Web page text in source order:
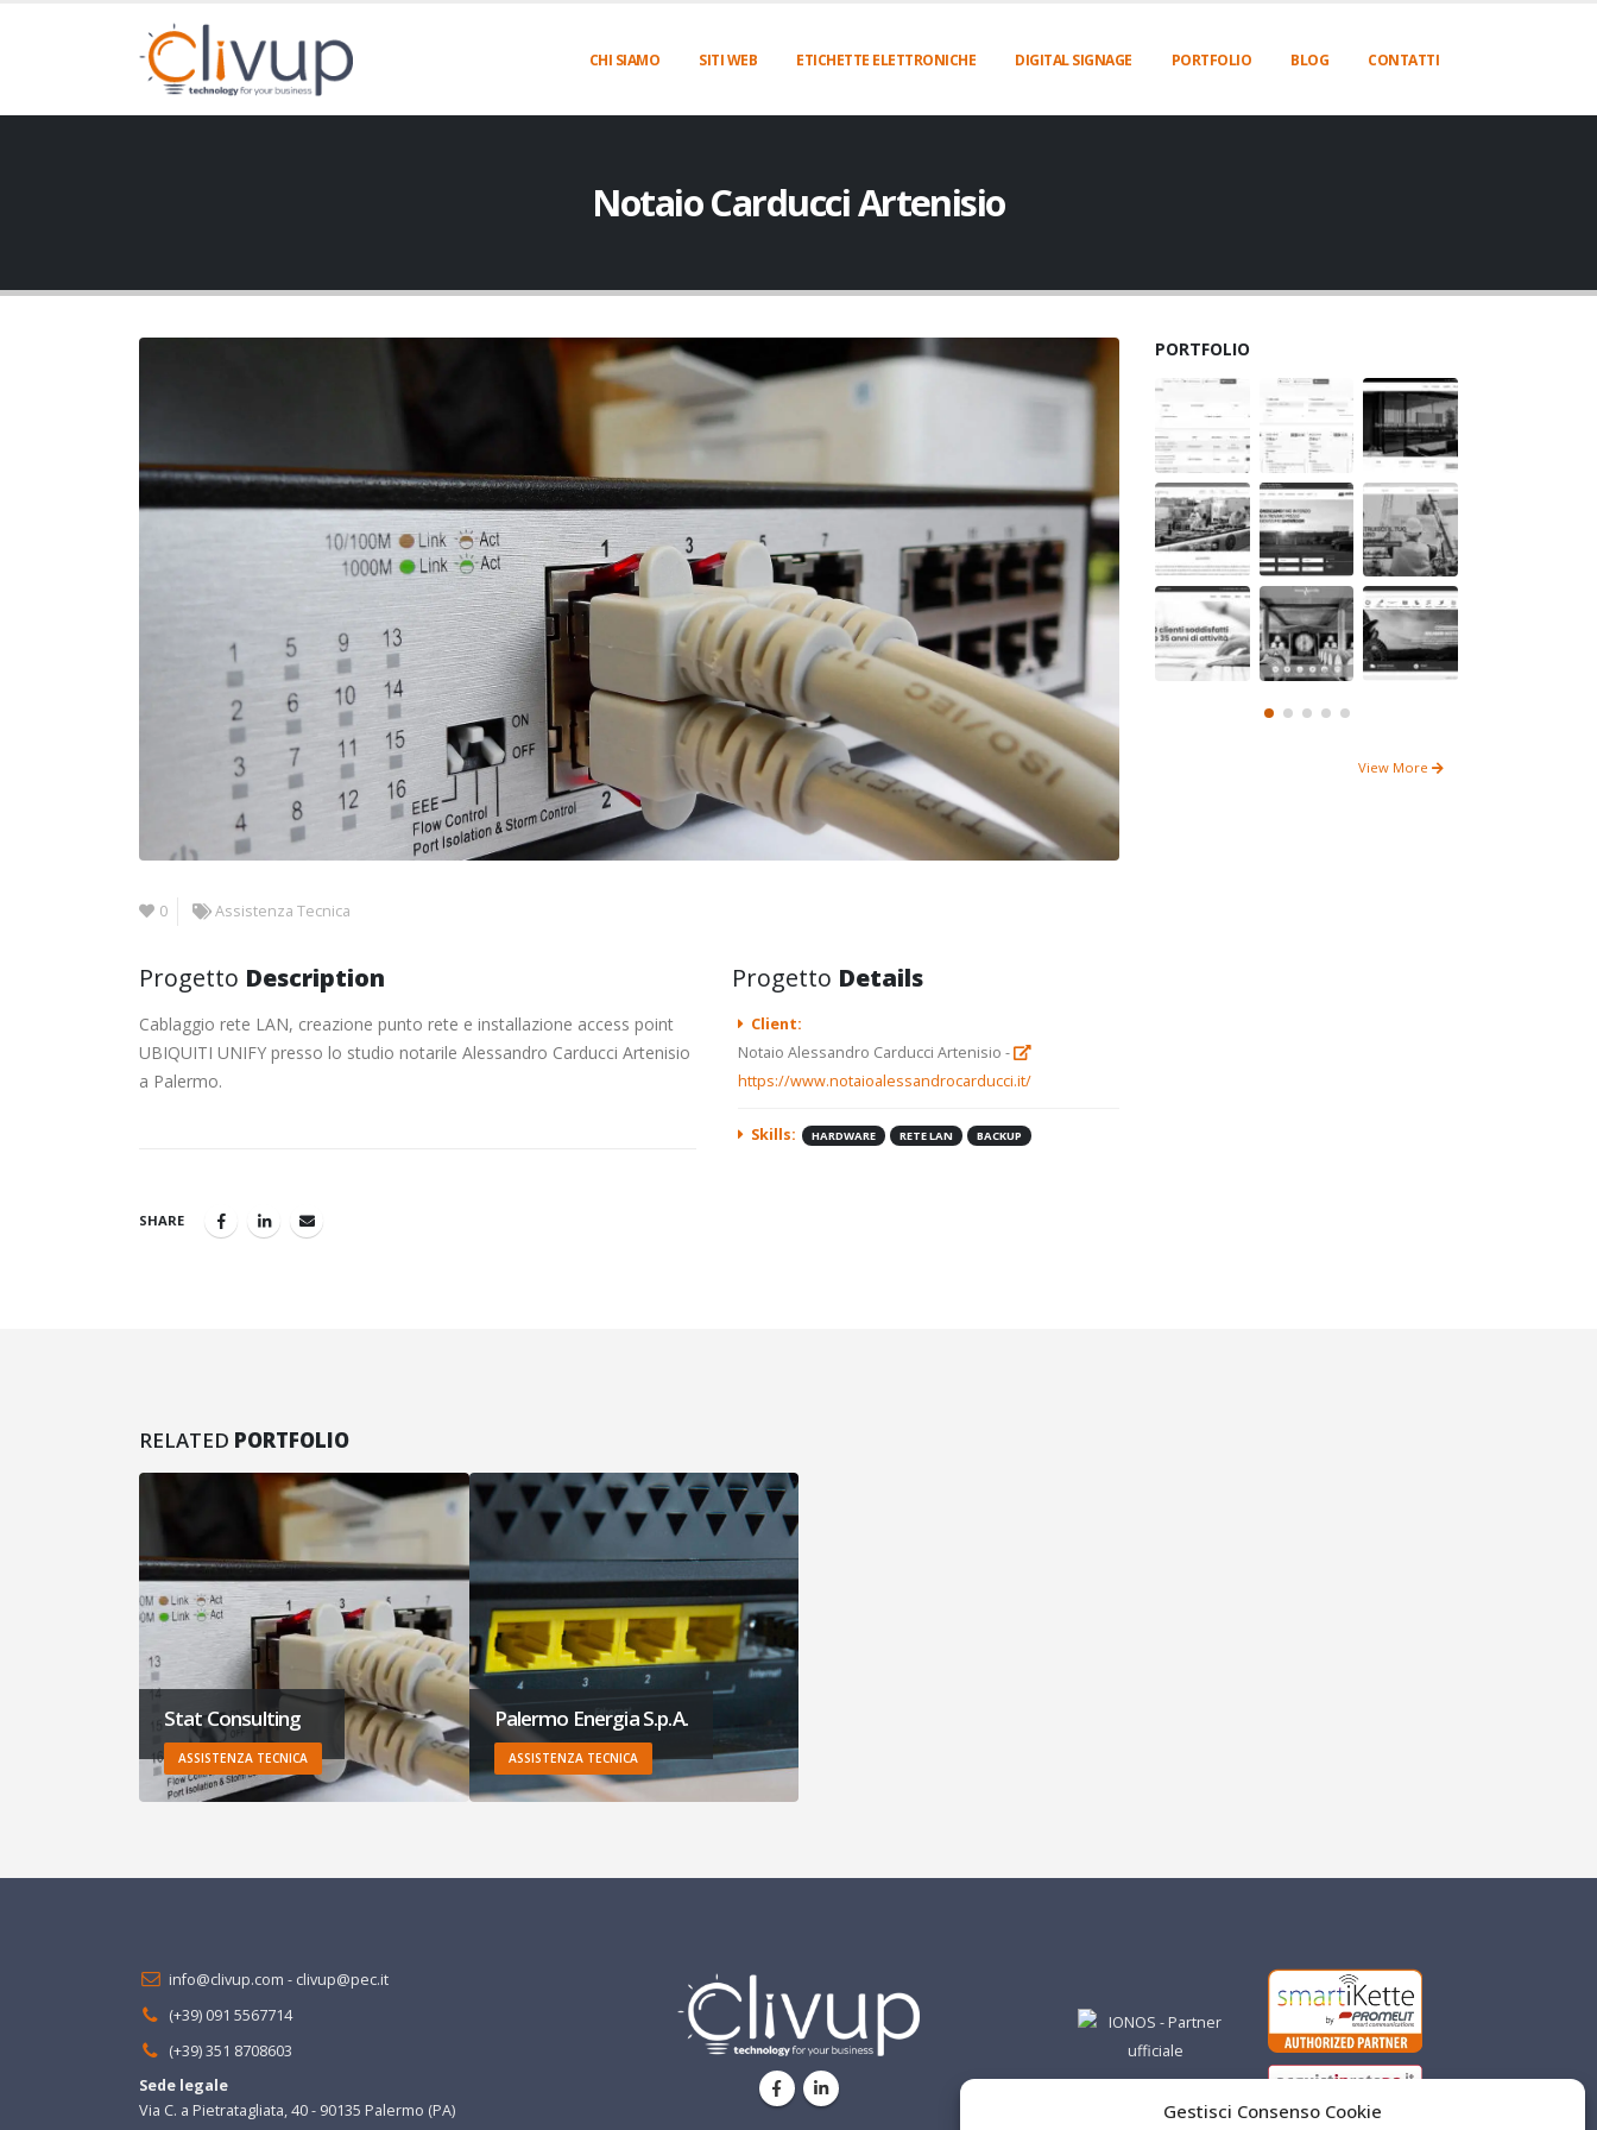
Gestisci Consenso Cookie
CHI SIAMO SITI WEB ETICHETTE ELETTRONICHE DIGITAL SIGNAGE PORTFOLIO BLOG CONTATTI
Notaio Carducci Artenisio
0 Assistenza Tecnica
Progetto Description
Cablaggio rete LAN, creazione punto rete e installazione access point
UBIQUITI UNIFY presso lo studio notarile Alessandro Carducci Artenisio
a Palermo.
SHARE
Progetto Details
Client:
Notaio Alessandro Carducci Artenisio -
https://www.notaioalessandrocarducci.it/
Skills: HARDWARE RETE LAN BACKUP
PORTFOLIO
View More
RELATED PORTFOLIO
Stat Consulting
ASSISTENZA TECNICA
Palermo Energia S.p.A.
ASSISTENZA TECNICA
info@clivup.com - clivup@pec.it
(+39) 091 5567714
(+39) 351 8708603
Sede legale
Via C. a Pietratagliata, 40 - 90135 Palermo (PA)